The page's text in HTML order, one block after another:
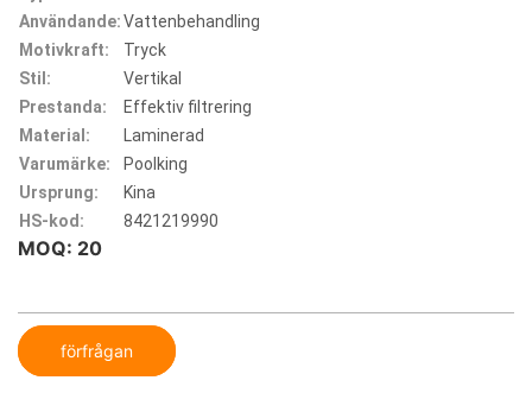
Användande:Vattenbehandling
Motivkraft:
Tryck
Stil:
Vertikal
Prestanda:
Effektiv filtrering
Material:
Laminerad
Varumärke:
Poolking
Ursprung:
Kina
HS-kod:
8421219990
MOQ: 20
förfrågan